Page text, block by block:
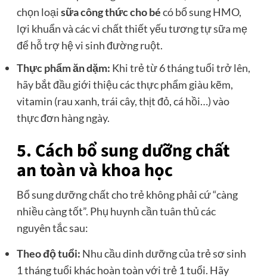
chọn loạisữa công thức cho bécó bổ sung HMO,
lợi khuẩn và các vi chất thiết yếu tương tự sữa mẹ
để hỗ trợ hệ vi sinh đường ruột.
Thực phẩm ăn dặm: Khi trẻ từ 6 tháng tuổi trở lên,
hãy bắt đầu giới thiệu các thực phẩm giàu kẽm,
vitamin (rau xanh, trái cây, thịt đỏ, cá hồi…) vào
thực đơn hàng ngày.
5. Cách bổ sung dưỡng chất
an toàn và khoa học
Bổ sung dưỡng chất cho trẻ không phải cứ “càng
nhiều càng tốt”. Phụ huynh cần tuân thủ các
nguyên tắc sau:
Theo độ tuổi: Nhu cầu dinh dưỡng của trẻ sơ sinh
1 tháng tuổi khác hoàn toàn với trẻ 1 tuổi. Hãy